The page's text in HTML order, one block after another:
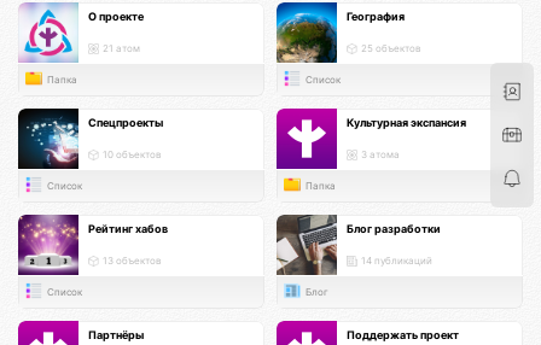
О проекте
21 атом
Папка
География
25 объектов
Список
Спецпроекты
10 объектов
Список
Культурная экспансия
3 атома
Папка
Рейтинг хабов
13 объектов
Список
Блог разработки
14 публикаций
Блог
Партнёры Поддержать проект